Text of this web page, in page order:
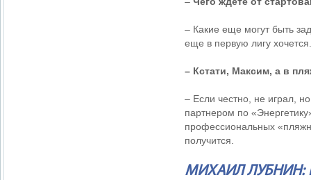
– Какие еще могут быть
еще в первую лигу хочется.
– Кстати, Максим, а в
– Если честно, не играл,
партнером по
профессиональных
получится.
МИХАИЛ ЛУБНИН: